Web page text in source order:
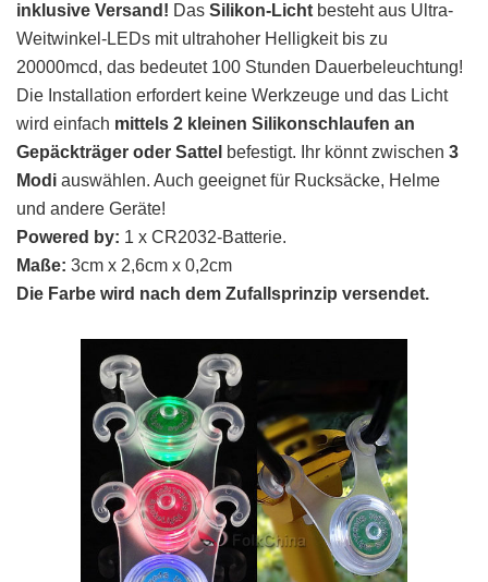
inklusive Versand! Das Silikon-Licht besteht aus Ultra-
Weitwinkel-LEDs mit ultrahoher Helligkeit bis zu
20000mcd, das bedeutet 100 Stunden Dauerbeleuchtung!
Die Installation erfordert keine Werkzeuge und das Licht
wird einfach mittels 2 kleinen Silikonschlaufen an
Gepäckträger oder Sattel befestigt. Ihr könnt zwischen 3
Modi auswählen. Auch geeignet für Rucksäcke, Helme
und andere Geräte!
Powered by: 1 x CR2032-Batterie.
Maße: 3cm x 2,6cm x 0,2cm
Die Farbe wird nach dem Zufallsprinzip versendet.